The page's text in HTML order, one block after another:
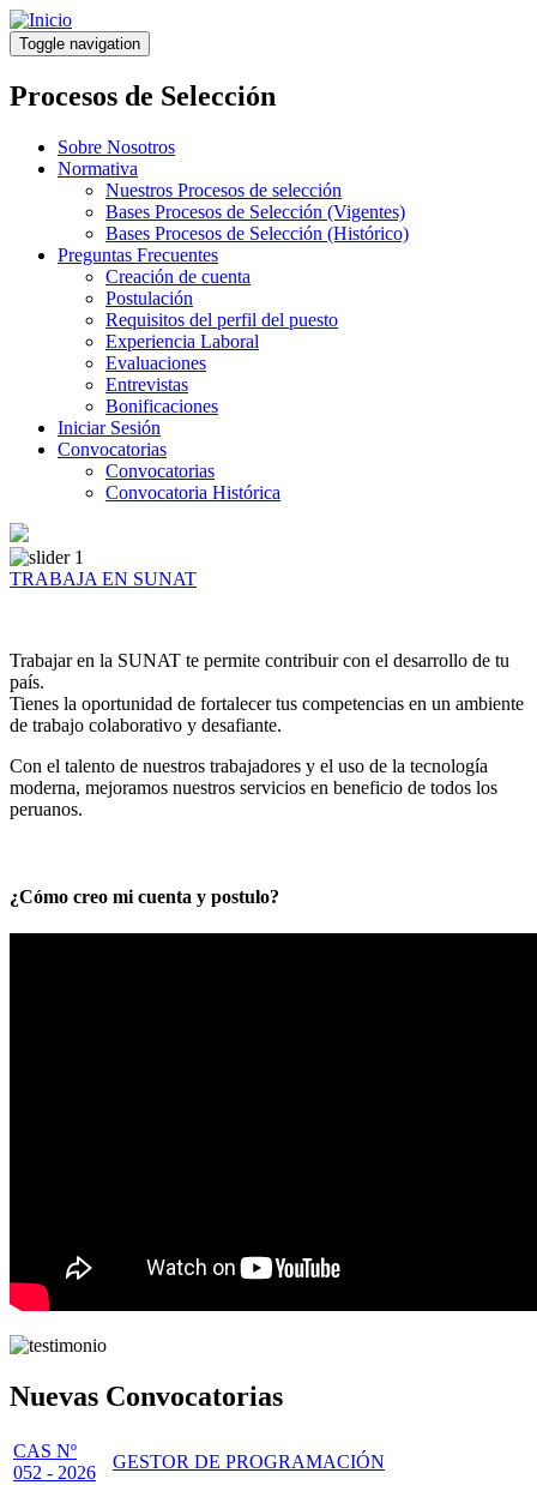
Pasar
al
contenido
principal
Toggle navigation
Procesos de Selección
Sobre Nosotros
Normativa
Nuestros Procesos de selección
Bases Procesos de Selección (Vigentes)
Bases Procesos de Selección (Histórico)
Preguntas Frecuentes
Creación de cuenta
Postulación
Requisitos del perfil del puesto
Experiencia Laboral
Evaluaciones
Entrevistas
Bonificaciones
Iniciar Sesión
Convocatorias
Convocatorias
Convocatoria Histórica
TRABAJA EN SUNAT
Trabajar en la SUNAT te permite contribuir con el desarrollo de tu
país.
Tienes la oportunidad de fortalecer tus competencias en un ambiente
de trabajo colaborativo y desafiante.
Con el talento de nuestros trabajadores y el uso de la tecnología
moderna, mejoramos nuestros servicios en beneficio de todos los
peruanos.
¿Cómo creo mi cuenta y postulo?
Nuevas Convocatorias
CAS Nº
052 - 2026
GESTOR DE PROGRAMACIÓN